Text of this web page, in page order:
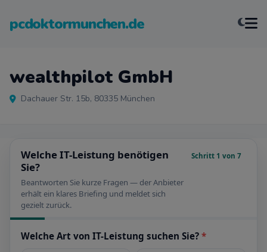
pcdoktormunchen.de
wealthpilot GmbH
Dachauer Str. 15b, 80335 München
Welche IT-Leistung benötigen
Sie?
Beantworten Sie kurze Fragen — der Anbieter
erhält ein klares Briefing und meldet sich
gezielt zurück.
Schritt 1 von 7
Welche Art von IT-Leistung suchen Sie? *